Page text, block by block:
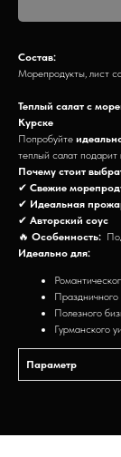
Состав:
Морепродукты, лист
Теплый салат с
Курске
Попробуйте
теплый салат
Почему стоит
✔ Свежие
✔ Идеальная
✔ Авторский соус
🔥 Особенность:
Идеально для:
Полезного
Гурманского
Параметр